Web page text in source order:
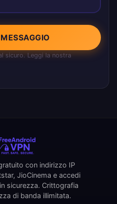
sicuro. Leggi la nostra
con indirizzo IP
JioCinema e accedi
sicurezza. Crittografia
di banda illimitata.